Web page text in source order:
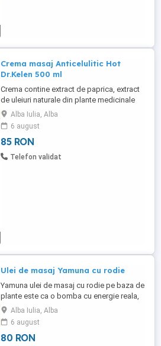
Crema masaj Anticelulitic Hot
Dr.Kelen 500 ml
Crema contine extract de paprica, extract
de uleiuri naturale din plante medicinale
de portocala si de lamaie si metil
nicotinate. Stimuleaza metabolismul, ajuta
la eliminarea toxinelor din organism,
accelereaza arderile si circulatia sanguina.
O alta noutate, datorata acestei formule
Alba Iulia, Alba
6 august
85 RON
Telefon validat
Ulei de masaj Yamuna cu rodie
Yamuna ulei de masaj cu rodie pe baza de
plante este ca o bomba cu energie reala,
explodeaza o aroma proaspata si moale,
mirosul asemanand de trandafiri,
rasfatand simturile si muschii obositi.
Yamuna ulei de masaj cu rodie are
Alba Iulia, Alba
6 august
80 RON